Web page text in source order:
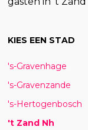
KIES EEN STAD
's-Gravenhage
's-Gravenzande
's-Hertogenbosch
't Zand Nh